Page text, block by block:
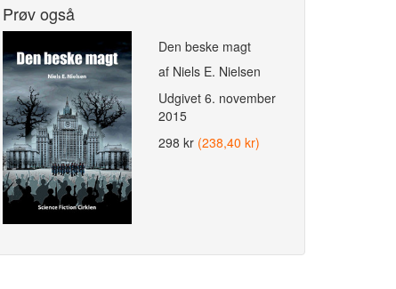
Prøv også
Den beske magt
af Niels E. Nielsen
Udgivet 6. november
2015
298 kr (238,40 kr)